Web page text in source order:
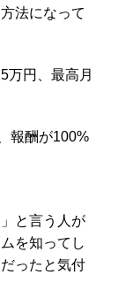
法になって
万円、最高月
報酬が100%
と言う人が
を知ってし
ったと気付